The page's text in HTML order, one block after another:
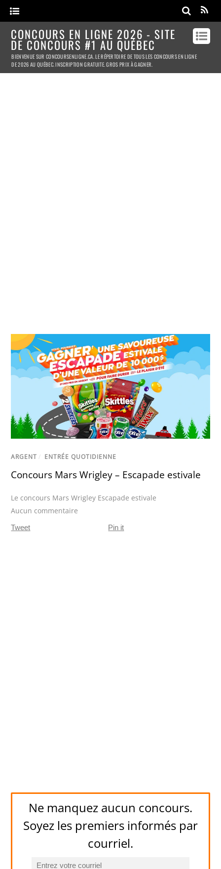
CONCOURS EN LIGNE 2026 - SITE
DE CONCOURS #1 AU QUÉBEC
BIENVENUE SUR CONCOURSENLIGNE.CA. LE RÉPERTOIRE DE TOUS LES CONCOURS EN LIGNE
DE 2026 AU QUÉBEC. INSCRIPTION GRATUITE. GROS PRIX À GAGNER.
ARGENT / ENTRÉE QUOTIDIENNE
Concours Mars Wrigley – Escapade estivale
Le concours Mars Wrigley Escapade estivale
Aucun commentaire
Tweet Pin it
Ne manquez aucun concours.
Soyez les premiers informés par
courriel.